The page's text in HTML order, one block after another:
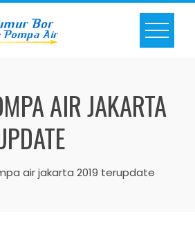
AIR JAKARTA
air jakarta 2019 terupdate